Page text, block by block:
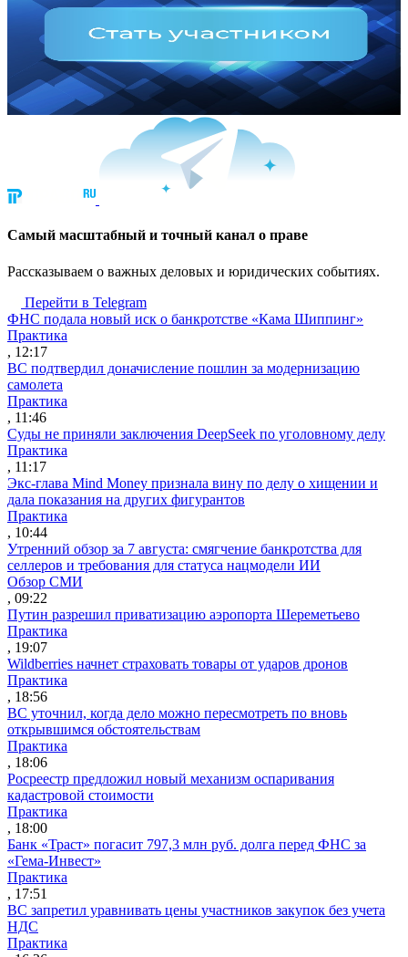
Cамый масштабный и точный канал о праве
Рассказываем о важных деловых и юридических событиях.
Перейти в Telegram
ФНС подала новый иск о банкротстве «Кама Шиппинг»
Практика
, 12:17
ВС подтвердил доначисление пошлин за модернизацию
самолета
Практика
, 11:46
Суды не приняли заключения DeepSeek по уголовному делу
Практика
, 11:17
Экс-глава Mind Money признала вину по делу о хищении и
дала показания на других фигурантов
Практика
, 10:44
Утренний обзор за 7 августа: смягчение банкротства для
селлеров и требования для статуса нацмодели ИИ
Обзор СМИ
, 09:22
Путин разрешил приватизацию аэропорта Шереметьево
Практика
, 19:07
Wildberries начнет страховать товары от ударов дронов
Практика
, 18:56
ВС уточнил, когда дело можно пересмотреть по вновь
открывшимся обстоятельствам
Практика
, 18:06
Росреестр предложил новый механизм оспаривания
кадастровой стоимости
Практика
, 18:00
Банк «Траст» погасит 797,3 млн руб. долга перед ФНС за
«Гема-Инвест»
Практика
, 17:51
ВС запретил уравнивать цены участников закупок без учета
НДС
Практика